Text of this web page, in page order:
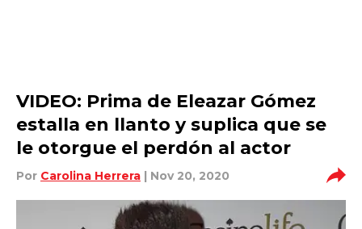
VIDEO: Prima de Eleazar Gómez
estalla en llanto y suplica que se
le otorgue el perdón al actor
Por Carolina Herrera | Nov 20, 2020